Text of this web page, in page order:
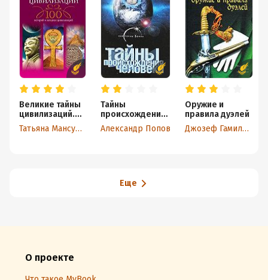
Великие тайны
цивилизаций.
100 историй о
загадках
Татьяна Мансурова
Тайны
происхождения
человечества
Александр Попов
Оружие и
правила дуэлей
Джозеф Гамильтон
Еще
О проекте